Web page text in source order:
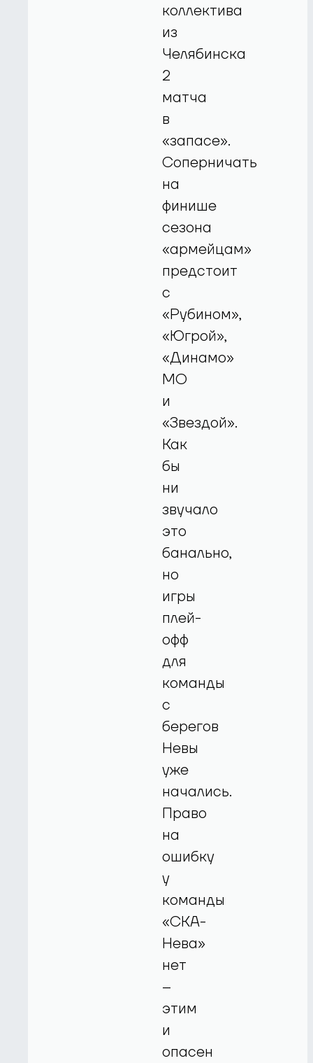
коллектива
из
Челябинска
2
матча
в
«запасе».
Соперничать
на
финише
сезона
«армейцам»
предстоит
с
«Рубином»,
«Югрой»,
«Динамо»
МО
и
«Звездой».
Как
бы
ни
звучало
это
банально,
но
игры
плей-
офф
для
команды
с
берегов
Невы
уже
начались.
Право
на
ошибку
у
команды
«СКА-
Нева»
нет
–
этим
и
опасен